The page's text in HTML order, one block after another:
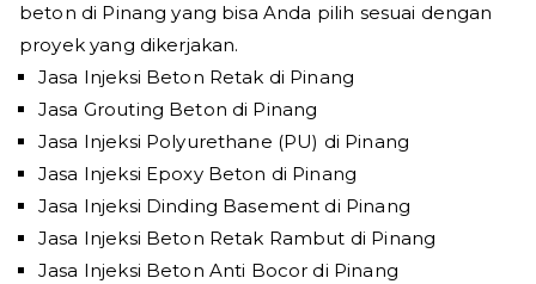
beton di Pinang yang bisa Anda pilih sesuai dengan
proyek yang dikerjakan.
Jasa Injeksi Beton Retak di Pinang
Jasa Grouting Beton di Pinang
Jasa Injeksi Polyurethane (PU) di Pinang
Jasa Injeksi Epoxy Beton di Pinang
Jasa Injeksi Dinding Basement di Pinang
Jasa Injeksi Beton Retak Rambut di Pinang
Jasa Injeksi Beton Anti Bocor di Pinang